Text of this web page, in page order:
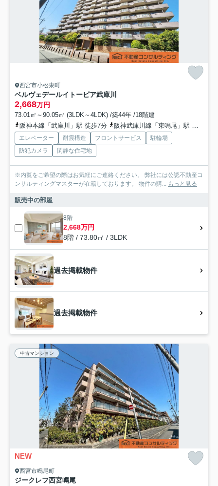
西宮市小松東町
ベルヴェデールイトーピア武庫川
2,668万円
73.01㎡～90.05㎡ (3LDK～4LDK) /築44年 /18階建
阪神本線「武庫川」駅 徒歩7分
阪神武庫川線「東鳴尾」駅 徒歩17分
エレベーター 耐震構造 フロントサービス
駐輪場
防犯カメラ
閑静な住宅地
※内覧をご希望の際はお気軽にご連絡ください。 弊社には公認不動産コ
ンサルティングマスターが在籍しております。 物件の購... もっと見る
販売中の部屋
8階
2,668万円
8階 / 73.80㎡ / 3LDK
過去掲載物件
過去掲載物件
中古マンション
NEW
西宮市鳴尾町
ジークレフ西宮鳴尾